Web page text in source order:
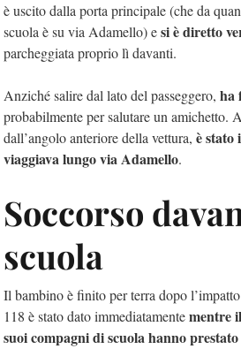
è uscito dalla porta principale (che da
scuola è su via Adamello) esi è diretto
parcheggiata proprio lì davanti.
Anziché salire dal lato del passeggero, ha
probabilmente per salutare un amichetto.
dall’angolo anteriore della vettura, è stato
viaggiava lungo via Adamello.
Soccorso
scuola
Il bambino è finito per terra dopo
118 è stato dato immediatamentementre
suoi compagni di scuola hanno